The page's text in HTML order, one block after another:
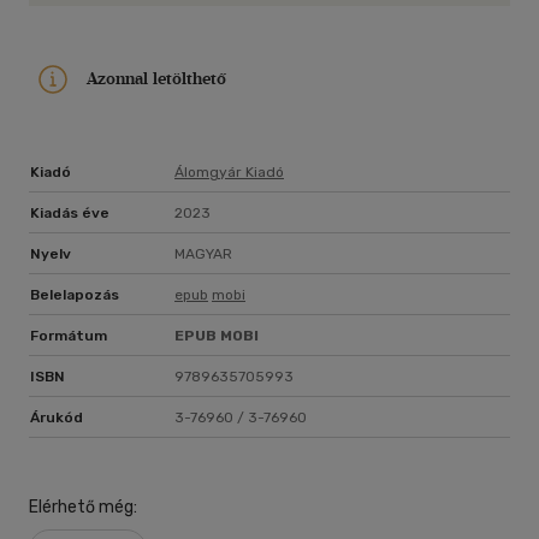
Azonnal letölthető
Kiadó Álomgyár Kiadó
Kiadás éve 2023
Nyelv MAGYAR
Belelapozás epub mobi
Formátum EPUB MOBI
ISBN 9789635705993
Árukód 3-76960 / 3-76960
Elérhető még: